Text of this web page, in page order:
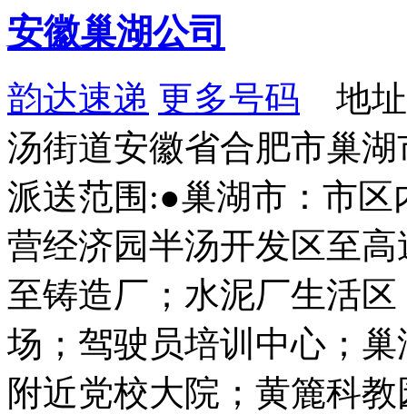
安徽巢湖公司
韵达速递 更多号码 地址
汤街道安徽省合肥市巢
派送范围:●巢湖市：市
营经济园半汤开发区至
至铸造厂；水泥厂生活
场；驾驶员培训中心；
附近党校大院；黄簏科